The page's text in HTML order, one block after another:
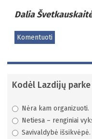
Dalia
Komentuoti
Kodėl Lazdijų
Nėra kam organizuoti.
Netiesa – renginiai
Savivaldybė išsikvėpė.